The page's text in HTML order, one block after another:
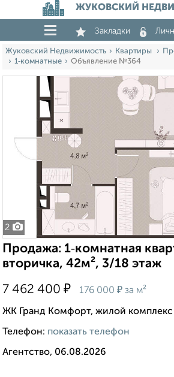
ЖУКОВСКИЙ
Закладки
Жуковский Недвижимость Квартиры
1‑комнатные
Объявление №364
2
Продажа: 1‑комнатная
вторичка, 42м², 3/18 этаж
7 462 400 ₽ 176 000 ₽ за м²
ЖК Гранд Комфорт, жилой
Телефон: показать телефон
Агентство, 06.08.2026